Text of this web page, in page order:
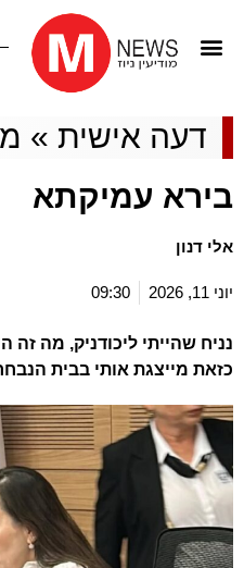
דעה אישית»
בירא עמיקתא
אלי דנון
יוני 11, 2026 09:30
נניח שהייתי ליכודניק, מה
כזאת מייצגת אותי בבית